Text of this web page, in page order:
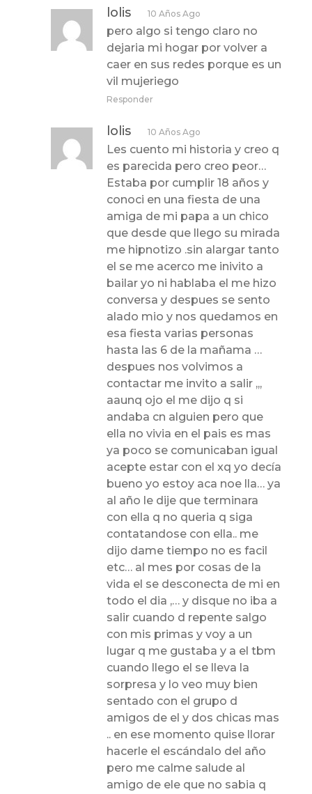
lolis 10 Años Ago
pero algo si tengo claro no
dejaria mi hogar por volver a
caer en sus redes porque es un
vil mujeriego
Responder
lolis 10 Años Ago
Les cuento mi historia y creo q
es parecida pero creo peor…
Estaba por cumplir 18 años y
conoci en una fiesta de una
amiga de mi papa a un chico
que desde que llego su mirada
me hipnotizo .sin alargar tanto
el se me acerco me inivito a
bailar yo ni hablaba el me hizo
conversa y despues se sento
alado mio y nos quedamos en
esa fiesta varias personas
hasta las 6 de la mañama …
despues nos volvimos a
contactar me invito a salir ,,,
aaunq ojo el me dijo q si
andaba cn alguien pero que
ella no vivia en el pais es mas
ya poco se comunicaban igual
acepte estar con el xq yo decía
bueno yo estoy aca noe lla… ya
al año le dije que terminara
con ella q no queria q siga
contatandose con ella.. me
dijo dame tiempo no es facil
etc… al mes por cosas de la
vida el se desconecta de mi en
todo el dia ,… y disque no iba a
salir cuando d repente salgo
con mis primas y voy a un
lugar q me gustaba y a el tbm
cuando llego el se lleva la
sorpresa y lo veo muy bien
sentado con el grupo d
amigos de el y dos chicas mas
.. en ese momento quise llorar
hacerle el escándalo del año
pero me calme salude al
amigo de ele que no sabia q